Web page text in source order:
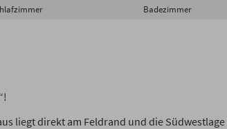
Badezimmer
liegt direkt am Feldrand und die